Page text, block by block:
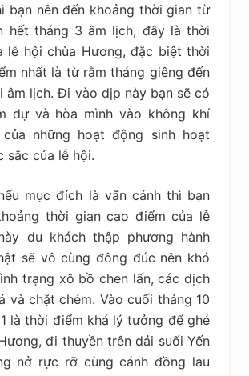
bạn nên đến khoảng thời gian từ
hết tháng 3 âm lịch, đây là thời
lễ hội chùa Hương, đặc biệt thời
nhất là từ rằm tháng giêng đến
âm lịch. Đi vào dịp này bạn sẽ có
dự và hòa mình vào không khí
những hoạt động sinh hoạt
sắc của lễ hội.
mục đích là vãn cảnh thì bạn
thời gian cao điểm của lễ
du khách thập phương hành
sẽ vô cùng đông đúc nên khó
trạng xô bồ chen lấn, các dịch
và chặt chém. Vào cuối tháng 10
là thời điểm khá lý tưởng để ghé
đi thuyền trên dải suối Yến
nở rực rỡ cùng cánh đồng lau